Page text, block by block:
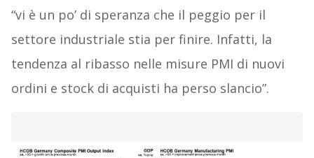
“vi è un po’ di speranza che il peggio per il
settore industriale stia per finire. Infatti, la
tendenza al ribasso nelle misure PMI di nuovi
ordini e stock di acquisti ha perso slancio”.